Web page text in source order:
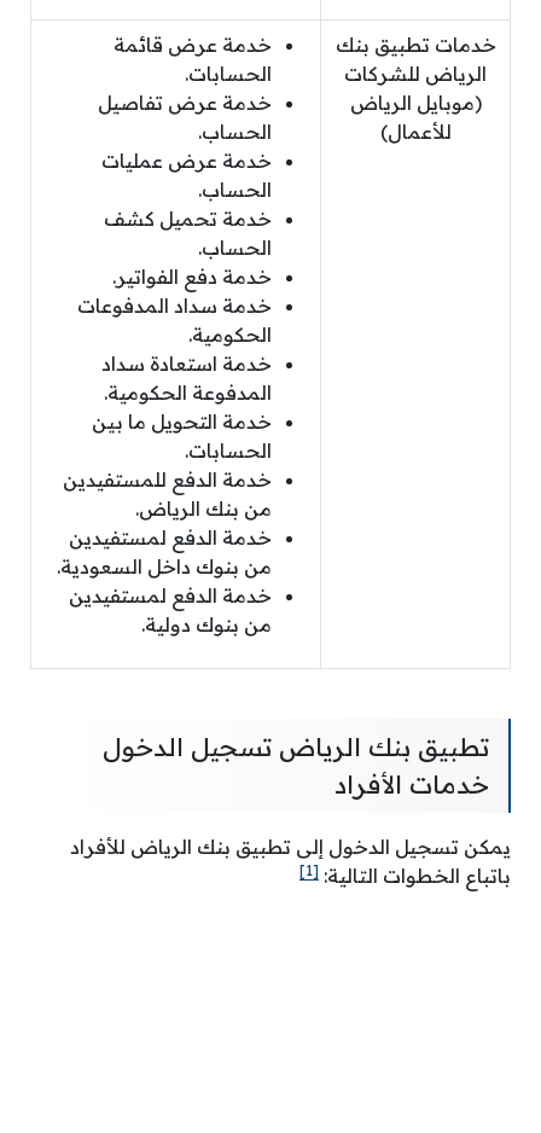
خدمات تطبيق بنك
الرياض للشركات
(موبايل الرياض
للأعمال)
خدمة عرض قائمة
الحسابات.
خدمة عرض تفاصيل
الحساب.
خدمة عرض عمليات
الحساب.
خدمة تحميل كشف
الحساب.
خدمة دفع الفواتير.
خدمة سداد المدفوعات
الحكومية.
خدمة استعادة سداد
المدفوعة الحكومية.
خدمة التحويل ما بين
الحسابات.
خدمة الدفع للمستفيدين
من بنك الرياض.
خدمة الدفع لمستفيدين
من بنوك داخل السعودية.
خدمة الدفع لمستفيدين
من بنوك دولية.
تطبيق بنك الرياض تسجيل الدخول
خدمات الأفراد
يمكن تسجيل الدخول إلى تطبيق بنك الرياض للأفراد
باتباع الخطوات التالية: [1]